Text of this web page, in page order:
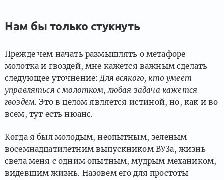
Нам бы только стукнуть
Прежде чем начать размышлять о метафоре
молотка и гвоздей, мне кажется важным сделать
следующее уточнение: Для всякого, кто умеет
управляться с молотком, любая задача кажется
гвоздем. Это в целом является истиной, но, как и во
всем, тут есть нюанс.
Когда я был молодым, неопытным, зеленым
восемнадцатилетним выпускником ВУЗа, жизнь
свела меня с одним опытным, мудрым механиком,
видевшим жизнь. Назовем его для простоты